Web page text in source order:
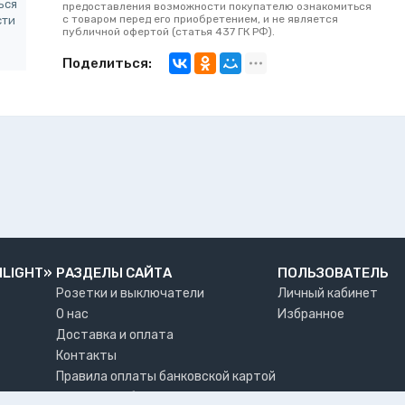
предоставления возможности покупателю ознакомиться
с товаром перед его приобретением, и не является
публичной офертой (статья 437 ГК РФ).
Поделиться:
РАЗДЕЛЫ САЙТА
Розетки и выключатели
О нас
Доставка и оплата
Контакты
Правила оплаты банковской картой
ПОЛЬЗОВАТЕЛЬ
Личный кабинет
Избранное